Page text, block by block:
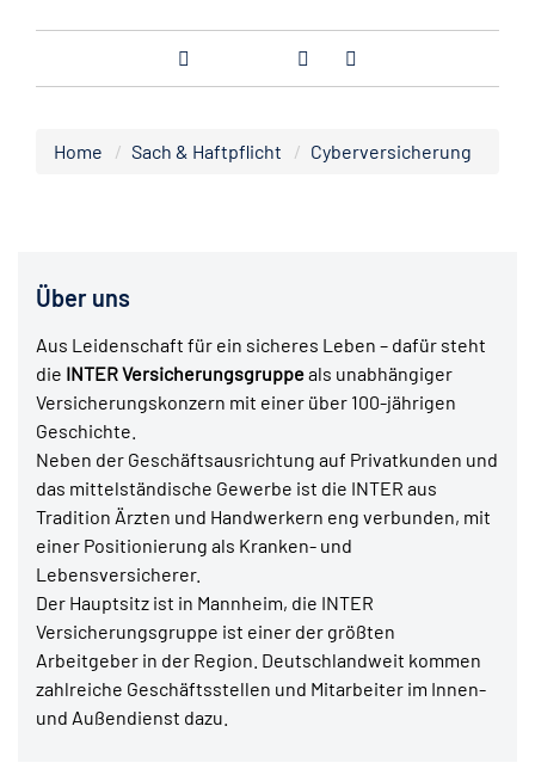
Home Sach & Haftpflicht Cyberversicherung
Über uns
Aus Leidenschaft für ein sicheres Leben – dafür steht
die INTER Versicherungsgruppeals unabhängiger
Versicherungskonzern mit einer über 100-jährigen
Geschichte.
Neben der Geschäftsausrichtung auf Privatkunden und
das mittelständische Gewerbe ist die INTER aus
Tradition Ärzten und Handwerkern eng verbunden, mit
einer Positionierung als Kranken- und
Lebensversicherer.
Der Hauptsitz ist in Mannheim, die INTER
Versicherungsgruppe ist einer der größten
Arbeitgeber in der Region. Deutschlandweit kommen
zahlreiche Geschäftsstellen und Mitarbeiter im Innen-
und Außendienst dazu.